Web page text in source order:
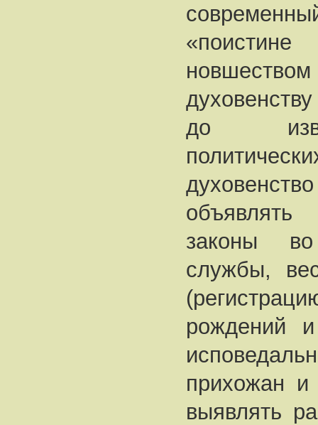
до
объявлять
законы
службы,
рождений
прихожан и
выявлять